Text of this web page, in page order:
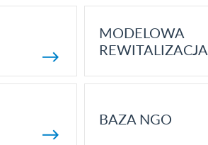
MODELOWA
REWITALIZACJA
BAZA NGO